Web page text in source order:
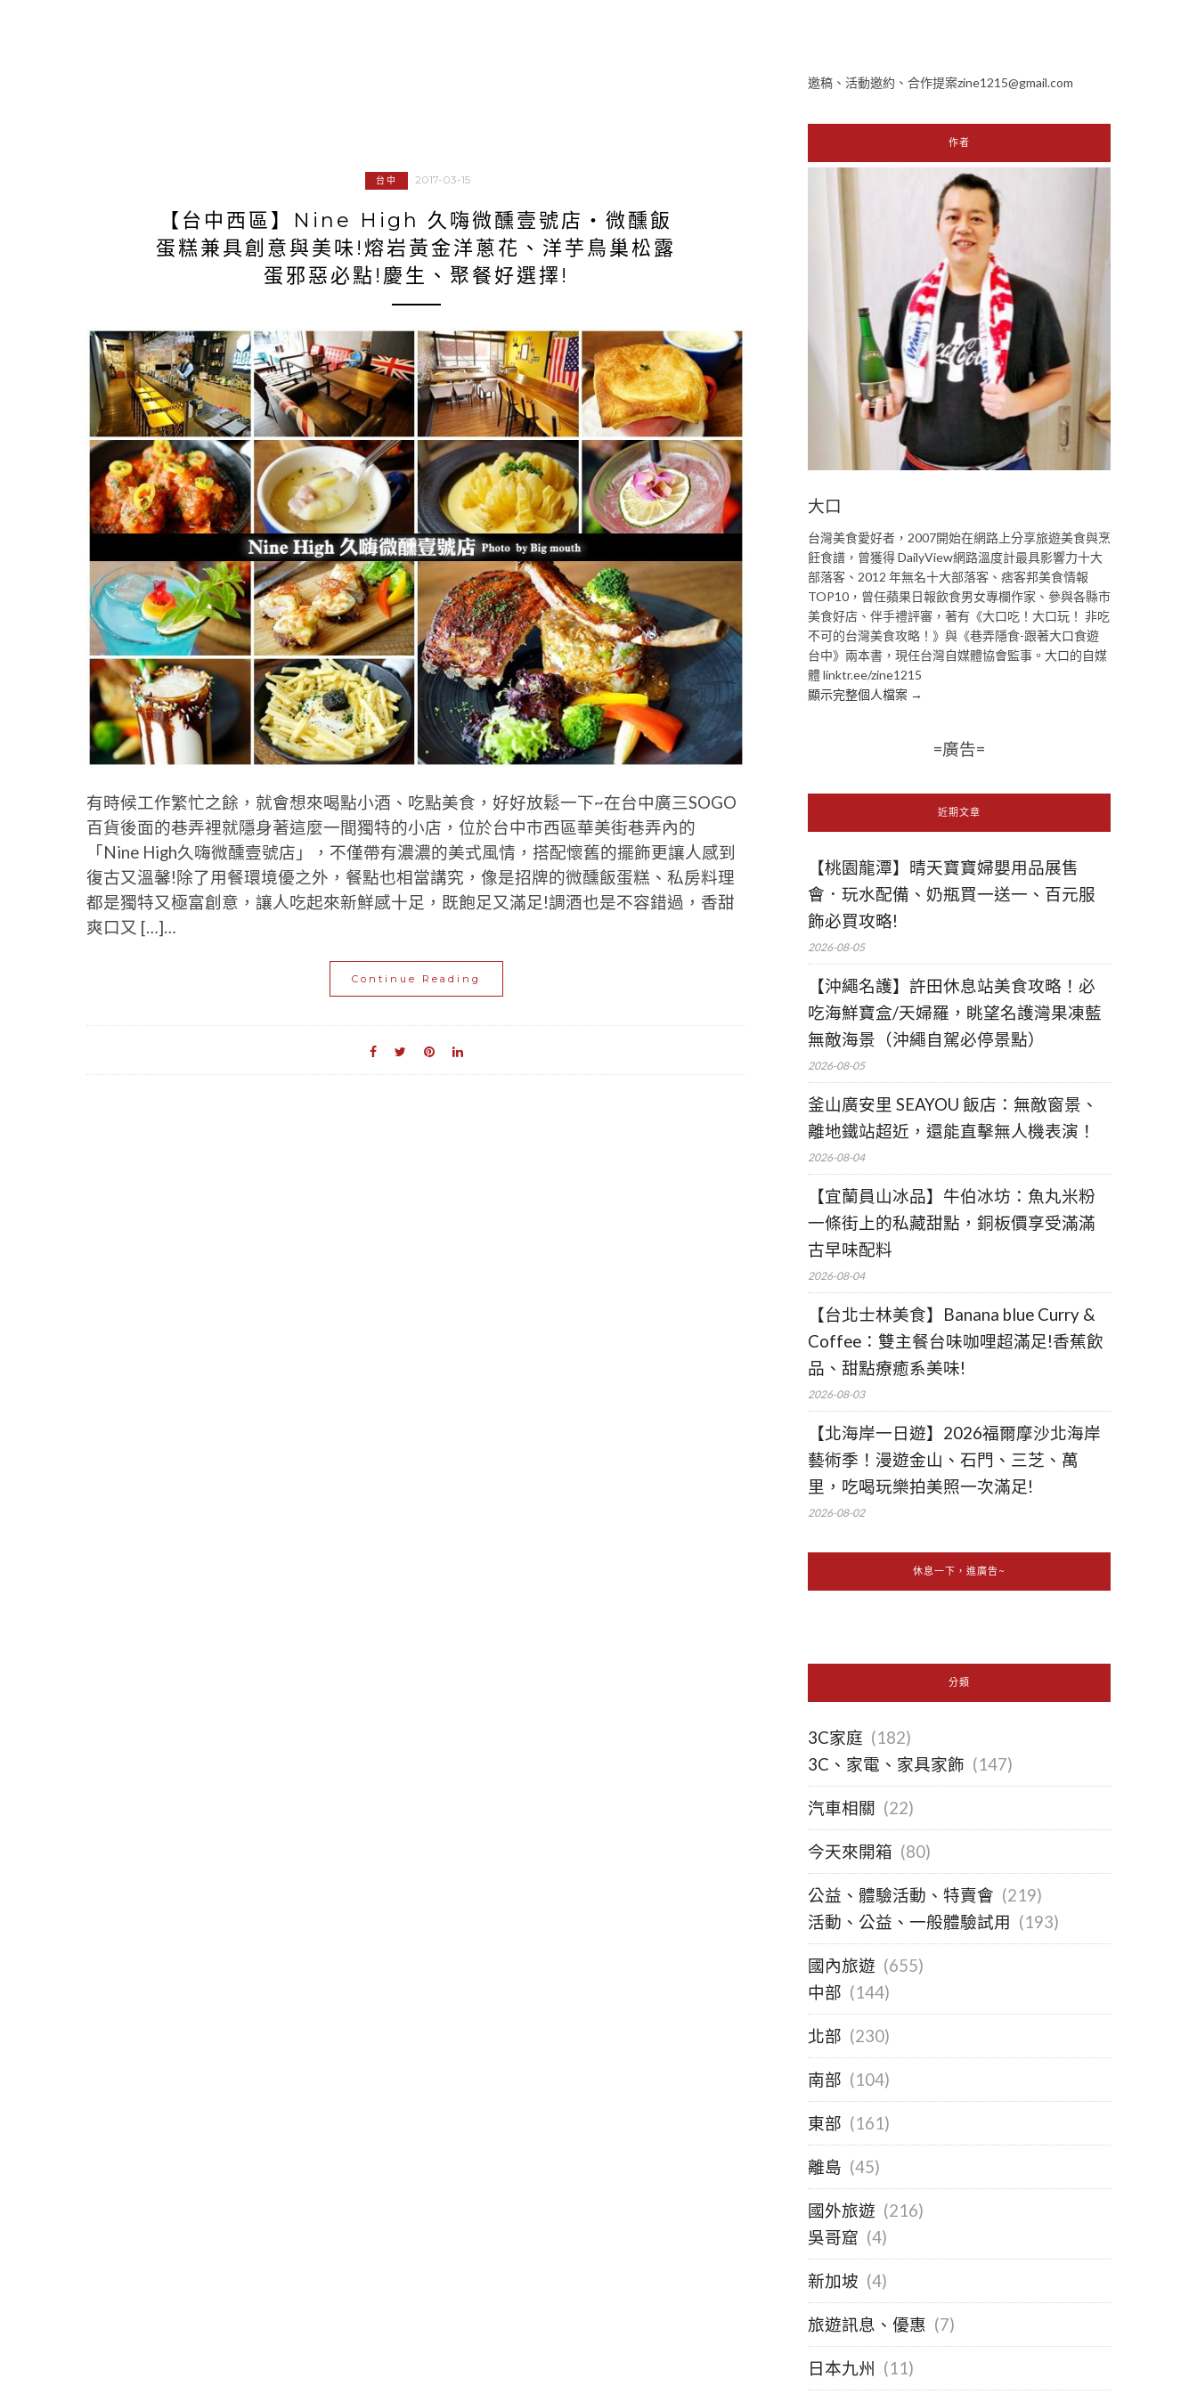
台中 2017-03-15
【台中西區】Nine High 久嗨微醺壹號店‧微醺飯
蛋糕兼具創意與美味!熔岩黃金洋蔥花、洋芋鳥巢松露
蛋邪惡必點!慶生、聚餐好選擇!
有時候工作繁忙之餘，就會想來喝點小酒、吃點美食，好好放鬆一下~在台中廣三SOGO
百貨後面的巷弄裡就隱身著這麼一間獨特的小店，位於台中市西區華美街巷弄內的
「Nine High久嗨微醺壹號店」，不僅帶有濃濃的美式風情，搭配懷舊的擺飾更讓人感到
復古又溫馨!除了用餐環境優之外，餐點也相當講究，像是招牌的微醺飯蛋糕、私房料理
都是獨特又極富創意，讓人吃起來新鮮感十足，既飽足又滿足!調酒也是不容錯過，香甜
爽口又 […]…
Continue Reading
邀稿、活動邀約、合作提案zine1215@gmail.com
作者
大口
台灣美食愛好者，2007開始在網路上分享旅遊美食與烹
飪食譜，曾獲得 DailyView網路溫度計最具影響力十大
部落客、2012 年無名十大部落客、痞客邦美食情報
TOP10，曾任蘋果日報飲食男女專欄作家、參與各縣市
美食好店、伴手禮評審，著有《大口吃！大口玩！ 非吃
不可的台灣美食攻略！》與《巷弄隱食-跟著大口食遊
台中》兩本書，現任台灣自媒體協會監事。大口的自媒
體 linktr.ee/zine1215
顯示完整個人檔案 →
=廣告=
近期文章
【桃園龍潭】晴天寶寶婦嬰用品展售
會．玩水配備、奶瓶買一送一、百元服
飾必買攻略!
2026-08-05
【沖繩名護】許田休息站美食攻略！必
吃海鮮寶盒/天婦羅，眺望名護灣果凍藍
無敵海景（沖繩自駕必停景點）
2026-08-05
釜山廣安里 SEAYOU 飯店：無敵窗景、
離地鐵站超近，還能直擊無人機表演！
2026-08-04
【宜蘭員山冰品】牛伯冰坊：魚丸米粉
一條街上的私藏甜點，銅板價享受滿滿
古早味配料
2026-08-04
【台北士林美食】Banana blue Curry &
Coffee：雙主餐台味咖哩超滿足!香蕉飲
品、甜點療癒系美味!
2026-08-03
【北海岸一日遊】2026福爾摩沙北海岸
藝術季！漫遊金山、石門、三芝、萬
里，吃喝玩樂拍美照一次滿足!
2026-08-02
休息一下，進廣告~
分類
3C家庭 (182)
3C、家電、家具家飾 (147)
汽車相關 (22)
今天來開箱 (80)
公益、體驗活動、特賣會 (219)
活動、公益、一般體驗試用 (193)
國內旅遊 (655)
中部 (144)
北部 (230)
南部 (104)
東部 (161)
離島 (45)
國外旅遊 (216)
吳哥窟 (4)
新加坡 (4)
旅遊訊息、優惠 (7)
日本九州 (11)